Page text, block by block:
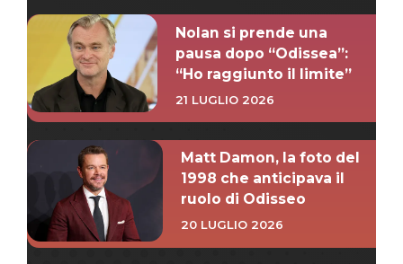
Nolan si prende una
pausa dopo “Odissea”:
“Ho raggiunto il limite”
21 LUGLIO 2026
Matt Damon, la foto del
1998 che anticipava il
ruolo di Odisseo
20 LUGLIO 2026